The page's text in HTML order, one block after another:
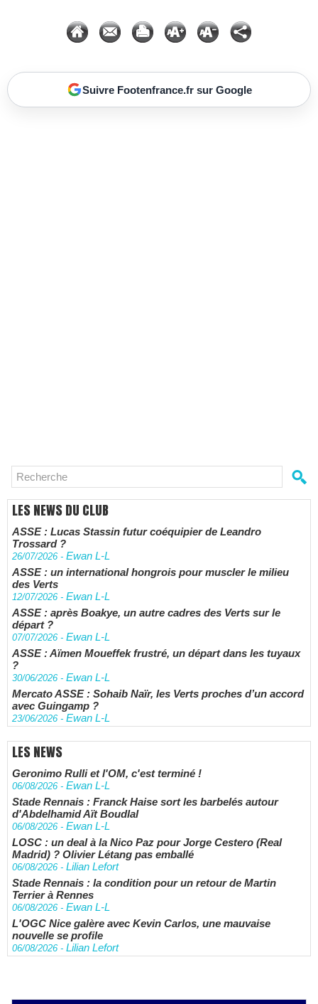
Suivre Footenfrance.fr sur Google
LES NEWS DU CLUB
ASSE : Lucas Stassin futur coéquipier de Leandro
Trossard ?
26/07/2026 - Ewan L-L
ASSE : un international hongrois pour muscler le milieu
des Verts
12/07/2026 - Ewan L-L
ASSE : après Boakye, un autre cadres des Verts sur le
départ ?
07/07/2026 - Ewan L-L
ASSE : Aïmen Moueffek frustré, un départ dans les tuyaux
?
30/06/2026 - Ewan L-L
Mercato ASSE : Sohaib Naïr, les Verts proches d’un accord
avec Guingamp ?
23/06/2026 - Ewan L-L
LES NEWS
Geronimo Rulli et l'OM, c'est terminé !
06/08/2026 - Ewan L-L
Stade Rennais : Franck Haise sort les barbelés autour
d'Abdelhamid Aït Boudlal
06/08/2026 - Ewan L-L
LOSC : un deal à la Nico Paz pour Jorge Cestero (Real
Madrid) ? Olivier Létang pas emballé
06/08/2026 - Lilian Lefort
Stade Rennais : la condition pour un retour de Martin
Terrier à Rennes
06/08/2026 - Ewan L-L
L'OGC Nice galère avec Kevin Carlos, une mauvaise
nouvelle se profile
06/08/2026 - Lilian Lefort